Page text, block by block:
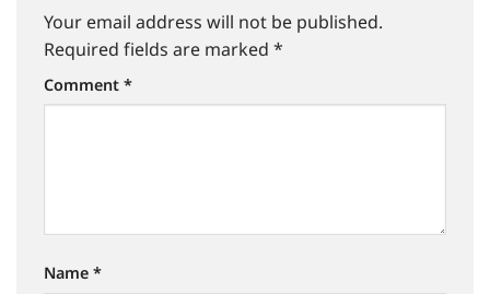
Your email address will not be published.
Required fields are marked *
Comment*
Name*